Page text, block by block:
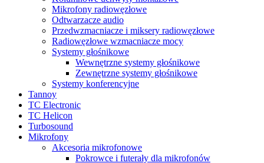
Mikrofony radiowęzłowe
Odtwarzacze audio
Przedwzmacniacze i miksery radiowęzłowe
Radiowęzłowe wzmacniacze mocy
Systemy głośnikowe
Wewnętrzne systemy głośnikowe
Zewnętrzne systemy głośnikowe
Systemy konferencyjne
Tannoy
TC Electronic
TC Helicon
Turbosound
Mikrofony
Akcesoria mikrofonowe
Pokrowce i futerały dla mikrofonów